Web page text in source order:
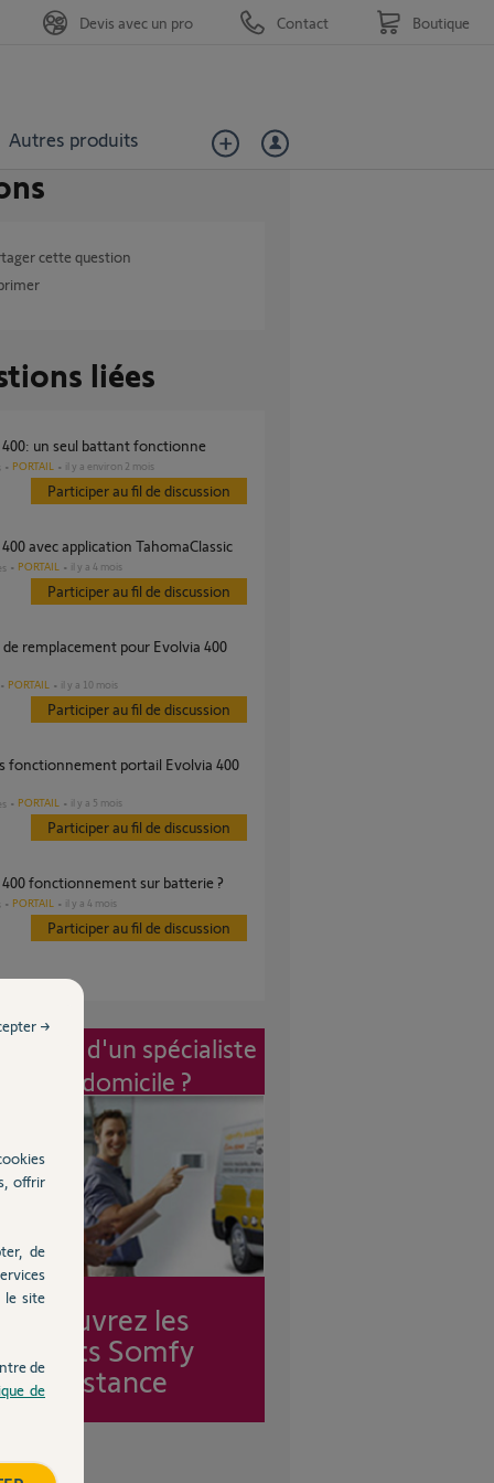
Autres produits
Devis avec un pro Contact Boutique
cette question
liées
400: un seul battant fonctionne
PORTAIL il y a environ 2 mois
Participer au fil de discussion
400 avec application TahomaClassic
PORTAIL il y a 4 mois
Participer au fil de discussion
PORTAIL il y a 10 mois
Participer au fil de discussion
PORTAIL il y a 5 mois
Participer au fil de discussion
400 fonctionnement sur batterie ?
PORTAIL il y a 4 mois
Participer au fil de discussion
d'un spécialiste
à mon domicile ?
Découvrez les
forfaits Somfy
Assistance
offrir
de
le site
de
de
→